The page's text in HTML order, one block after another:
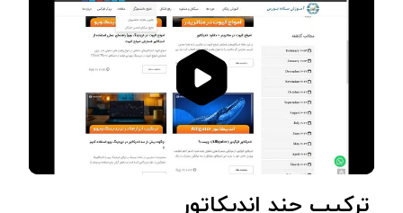
ترکیب چند اندیکاتور